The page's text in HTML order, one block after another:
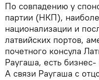
По совпадению у
партии (НКП),
национализации и
латвийских портов,
почетного консула
Раугаша, есть
А связи Раугаша с